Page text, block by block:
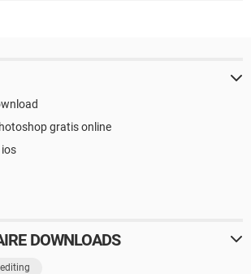
gratis online
DOWNLOADS